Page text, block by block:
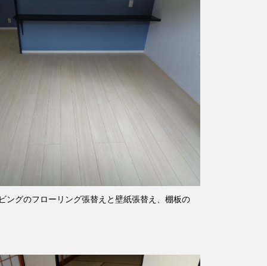
グのフローリング張替えと壁紙張替え、棚板の